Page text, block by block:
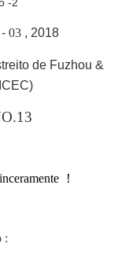
-03 , 2018
de Fuzhou &
！
: